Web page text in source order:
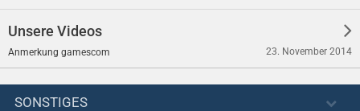
Unsere Videos
Anmerkung gamescom 23. November 2014
SONSTIGES